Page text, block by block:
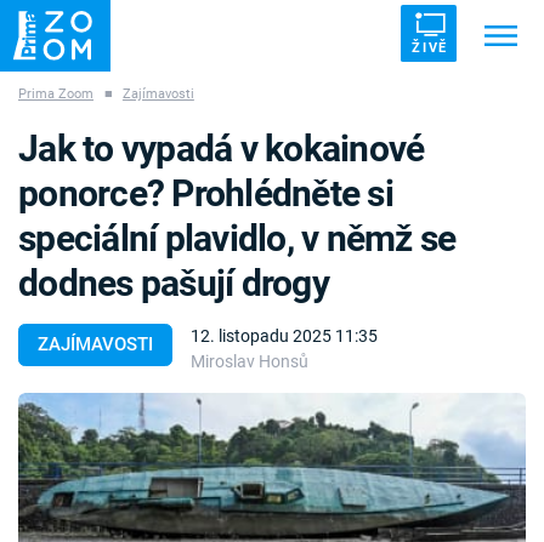
ŽIVĚ
ZÁHADY VETŘELCI DÁVNOVĚKU
Témata
Témata
Pořady
TV Program
Prima Zoom ■ Zajímavosti
ZAJÍMAVOSTI
12. listopadu 2025 11:35
Miroslav Honsů
Jak to vypadá v kokainové
ponorce? Prohlédněte si
speciální plavidlo, v němž se
dodnes pašují drogy